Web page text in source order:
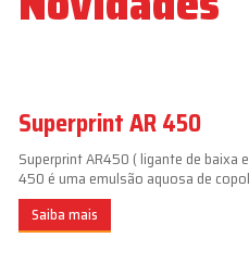
Superprint AR 450
Superprint AR450 ( ligante de baixa
450 é uma emulsão aquosa de
Saiba mais